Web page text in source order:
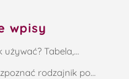
wpisy
używać? Tabela,…
rodzajnik po…